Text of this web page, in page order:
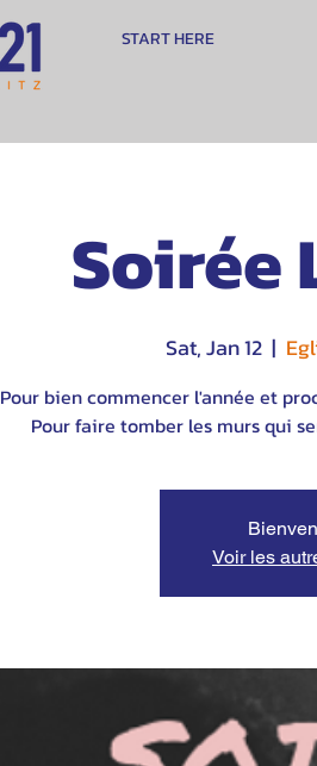
START HERE
Soirée
Sat, Jan 12
  |
Pour bien commencer l'année et
Pour faire tomber les murs qui
Voir les